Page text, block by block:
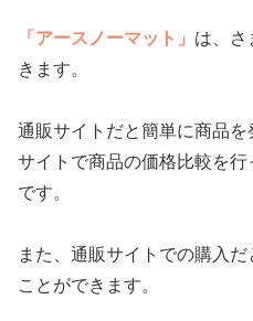
「アースノーマット」 は、さ
きます。
通販サイトだと簡単に商品
サイトで商品の価格比較を
です。
また、通販サイトでの購入
ことができます。